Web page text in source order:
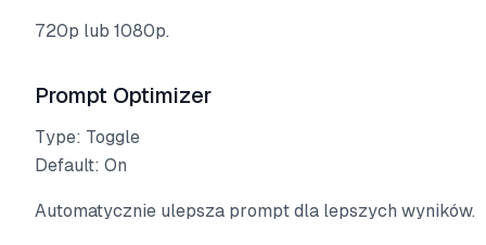
720p lub 1080p.
Prompt Optimizer
Type: Toggle
Default: On
Automatycznie ulepsza prompt dla lepszych wyników.